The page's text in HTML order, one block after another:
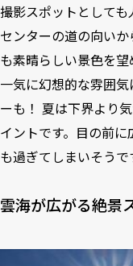
撮影スポットとしても
センターの道の向い
も素晴らしい景色を望
一気に幻想的な雰囲
ーも！ 夏は下界より
イントです。目の前
も過ぎてしまいそうで
雲海が広がる絶景